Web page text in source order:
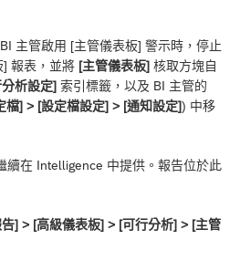
主管啟用 [主管儀表板] 警示時，停止
] 報表，並將 [主管儀表板] 核取方塊自
析設定] 索引標籤，以及 BI 主管的
檔] > [設定檔設定] > [通知設定]) 中移
續在 Intelligence 中提供。報告位於此
] ‎> [高級儀表板] > [可行分析] > [主管